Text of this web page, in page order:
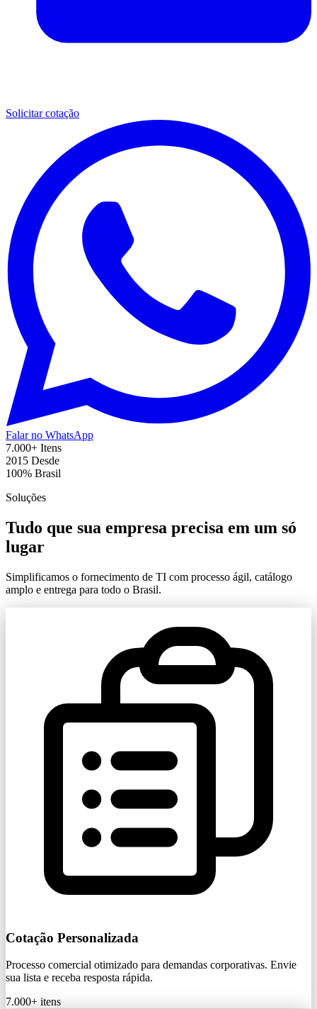
Solicitar cotação
Falar no WhatsApp
7.000+ Itens
2015 Desde
100% Brasil
Soluções
Tudo que sua empresa precisa em um só
lugar
Simplificamos o fornecimento de TI com processo ágil, catálogo
amplo e entrega para todo o Brasil.
Cotação Personalizada
Processo comercial otimizado para demandas corporativas. Envie
sua lista e receba resposta rápida.
7.000+ itens